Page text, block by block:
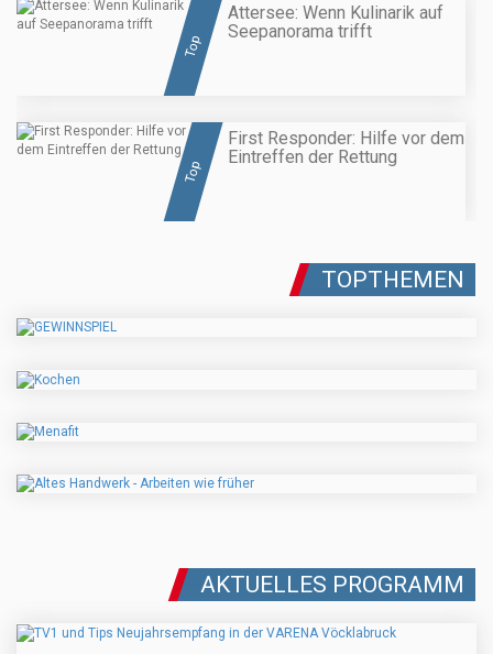
Top
Attersee: Wenn Kulinarik auf
Seepanorama trifft
Top
First Responder: Hilfe vor dem
Eintreffen der Rettung
TOPTHEMEN
AKTUELLES PROGRAMM